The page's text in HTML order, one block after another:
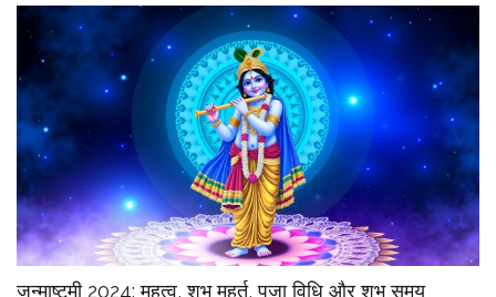
जन्माष्टमी 2024: महत्व, शुभ मुहूर्त, पूजा विधि और शुभ समय